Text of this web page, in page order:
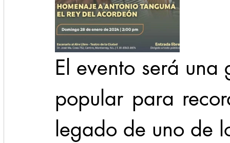
El evento será
popular para
legado de uno de